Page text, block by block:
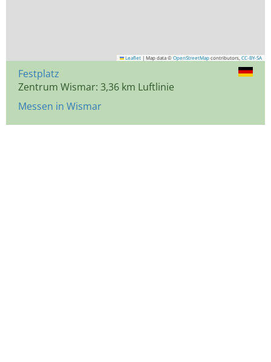
Leaflet | Map data © OpenStreetMap contributors, CC-BY-SA
Festplatz
Zentrum Wismar: 3,36 km Luftlinie
Messen in Wismar